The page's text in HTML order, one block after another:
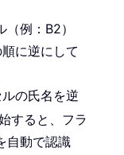
例：B2）
に逆にして
の氏名を逆
すると、フラ
自動で認識